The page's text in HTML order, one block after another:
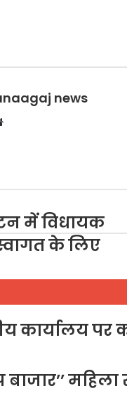
news
Website
में विधायक
के लिए
कार्यालय पर
बाजार’’